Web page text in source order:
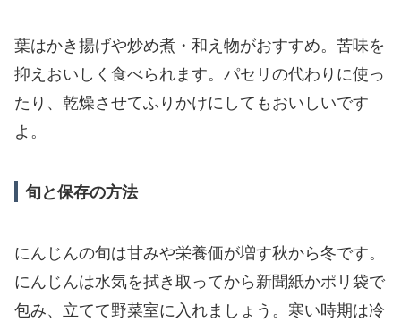
葉はかき揚げや炒め煮・和え物がおすすめ。苦味を
抑えおいしく食べられます。パセリの代わりに使っ
たり、乾燥させてふりかけにしてもおいしいです
よ。
旬と保存の方法
にんじんの旬は甘みや栄養価が増す秋から冬です。
にんじんは水気を拭き取ってから新聞紙かポリ袋で
包み、立てて野菜室に入れましょう。寒い時期は冷